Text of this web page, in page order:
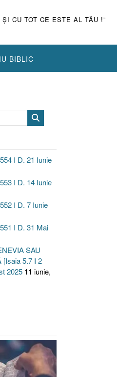
CU TOT CE ESTE AL TĂU !”
BIBLIC
I D. 21 Iunie
I D. 14 Iunie
I D. 7 Iunie
I D. 31 Mai
SAU
[Isaia 5.7 I 2
2025 11 iunie,